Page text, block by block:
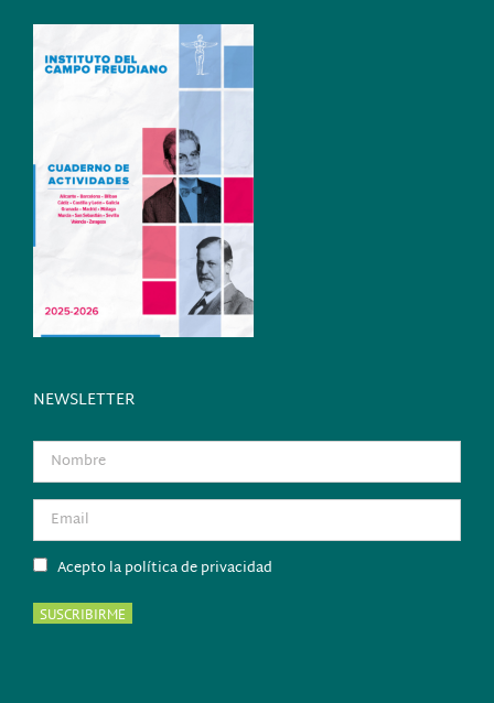
NEWSLETTER
Acepto la política de privacidad